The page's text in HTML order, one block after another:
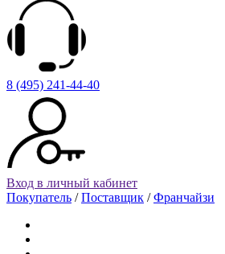
8 (495) 241-44-40
Вход в личный кабинет
Покупатель /Поставщик /Франчайзи